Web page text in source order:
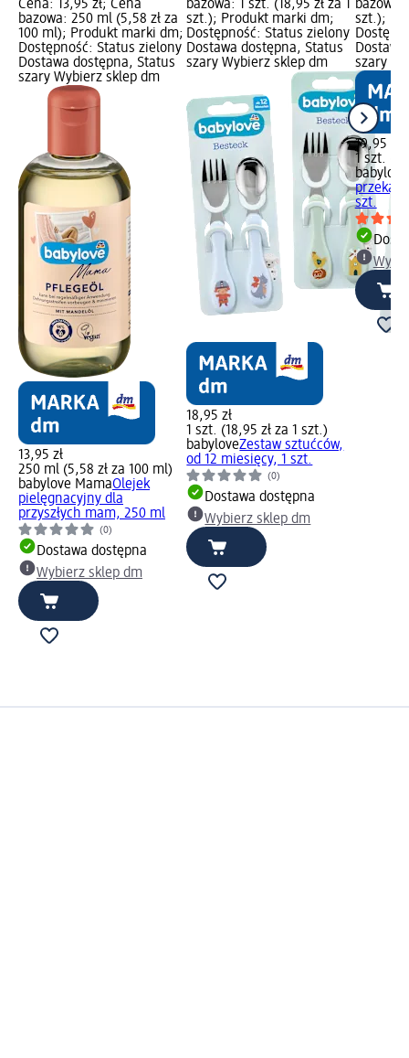
Cena: 13,95 zł; Cena
bazowa: 250 ml (5,58 zł za
100 ml); Produkt marki dm;
Dostępność: Status zielony
Dostawa dostępna, Status
szary Wybierz sklep dm
13,95 zł
250 ml (5,58 zł za 100 ml)
babylove MamaOlejek
pielęgnacyjny dla
przyszłych mam, 250 ml
(0)
Dostawa dostępna
Wybierz sklep dm
bazowa: 1 szt. (18,95 zł za 1
szt.); Produkt marki dm;
Dostępność: Status zielony
Dostawa dostępna, Status
szary Wybierz sklep dm
18,95 zł
1 szt. (18,95 zł za 1 szt.)
babyloveZestaw sztućców,
od 12 miesięcy, 1 szt.
(0)
Dostawa dostępna
Wybierz sklep dm
bazowa:
szt.);
szary
19,95 zł
1 szt.
babylove
szt.